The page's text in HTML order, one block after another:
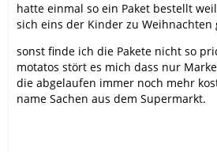
hatte einmal so ein Paket bestellt
sich eins der Kinder zu Weihnachten
sonst finde ich die Pakete nicht so
motatos stört es mich dass nur
die abgelaufen immer noch mehr
name Sachen aus dem Supermarkt.